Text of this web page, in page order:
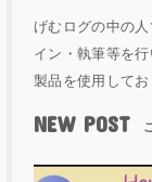
げむログの中の
イン・執筆等を
製品を使用してお
NEW POST